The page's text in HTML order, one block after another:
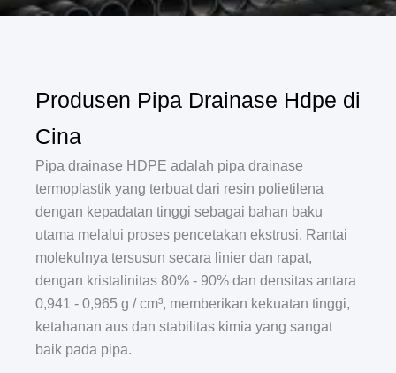
Produsen Pipa Drainase Hdpe di
Cina
Pipa drainase HDPE adalah pipa drainase
termoplastik yang terbuat dari resin polietilena
dengan kepadatan tinggi sebagai bahan baku
utama melalui proses pencetakan ekstrusi. Rantai
molekulnya tersusun secara linier dan rapat,
dengan kristalinitas 80% - 90% dan densitas antara
0,941 - 0,965 g / cm³, memberikan kekuatan tinggi,
ketahanan aus dan stabilitas kimia yang sangat
baik pada pipa.